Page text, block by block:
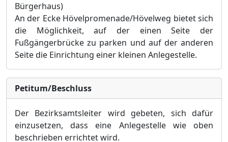
Bürgerhaus)
An der Ecke Hövelpromenade/Hövelweg bietet sich
die Möglichkeit, auf der einen Seite der
Fußgängerbrücke zu parken und auf der anderen
Seite die Einrichtung einer kleinen Anlegestelle.
Petitum/Beschluss
Der Bezirksamtsleiter wird gebeten, sich dafür
einzusetzen, dass eine Anlegestelle wie oben
beschrieben errichtet wird.